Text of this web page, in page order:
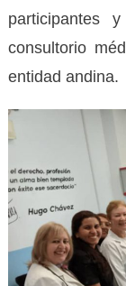
participantes
consultorio
entidad andina.